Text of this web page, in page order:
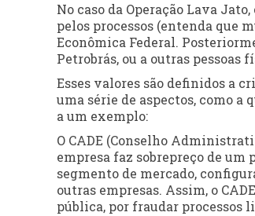
No caso da Operação Lava
pelos processos (entenda que
Econômica Federal.
Petrobrás, ou a outras
Esses valores são definidos a
uma série de aspectos, como
a um exemplo:
O CADE (Conselho
empresa faz sobrepreço de um
segmento de mercado,
outras empresas. Assim, o
pública, por fraudar processos